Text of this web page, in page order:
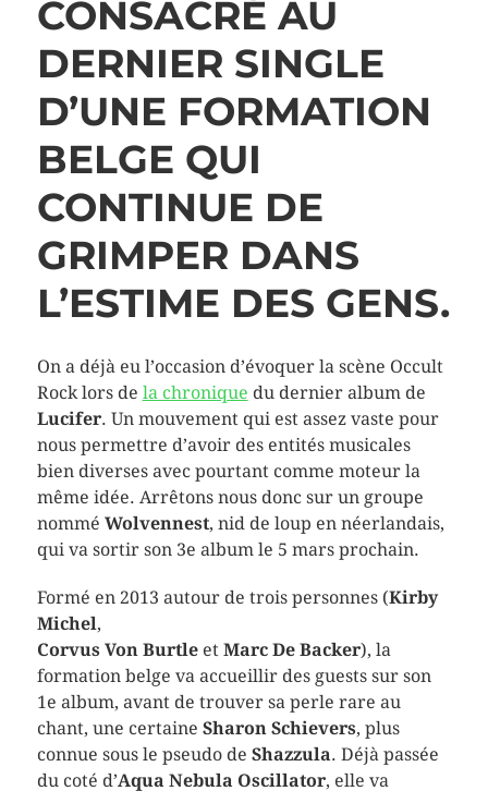
CONSACRÉ AU
DERNIER SINGLE
D’UNE FORMATION
BELGE QUI
CONTINUE DE
GRIMPER DANS
L’ESTIME DES GENS.
On a déjà eu l’occasion d’évoquer la scène Occult
Rock lors de la chronique du dernier album de
Lucifer. Un mouvement qui est assez vaste pour
nous permettre d’avoir des entités musicales
bien diverses avec pourtant comme moteur la
même idée. Arrêtons nous donc sur un groupe
nommé Wolvennest, nid de loup en néerlandais,
qui va sortir son 3e album le 5 mars prochain.
Formé en 2013 autour de trois personnes (Kirby
Michel,
Corvus Von Burtleet Marc De Backer), la
formation belge va accueillir des guests sur son
1e album, avant de trouver sa perle rare au
chant, une certaine Sharon Schievers, plus
connue sous le pseudo de Shazzula. Déjà passée
du coté d’Aqua Nebula Oscillator, elle va